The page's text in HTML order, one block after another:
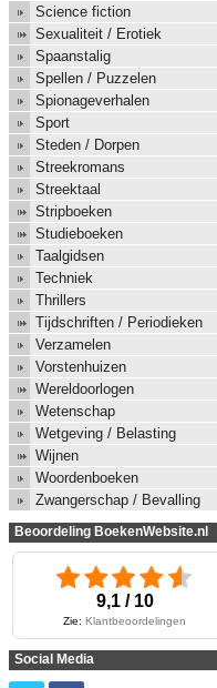
Science fiction
Sexualiteit / Erotiek
Spaanstalig
Spellen / Puzzelen
Spionageverhalen
Sport
Steden / Dorpen
Streekromans
Streektaal
Stripboeken
Studieboeken
Taalgidsen
Techniek
Thrillers
Tijdschriften / Periodieken
Verzamelen
Vorstenhuizen
Wereldoorlogen
Wetenschap
Wetgeving / Belasting
Wijnen
Woordenboeken
Zwangerschap / Bevalling
Beoordeling BoekenWebsite.nl
9,1 / 10
Zie: Klantbeoordelingen
Social Media